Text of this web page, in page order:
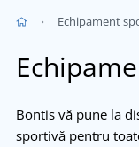
Echipament
Bontis vă pune la
sportivă pentru